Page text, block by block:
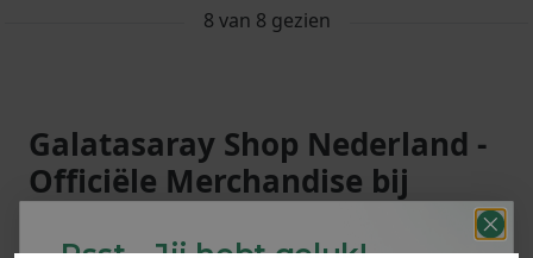
8 van 8 gezien
Galatasaray Shop Nederland -
Officiële Merchandise bij